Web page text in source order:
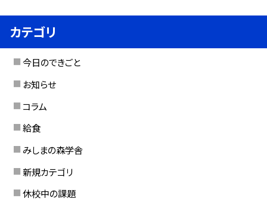
カテゴリ
今日のできごと
お知らせ
コラム
給食
みしまの森学舎
新規カテゴリ
休校中の課題